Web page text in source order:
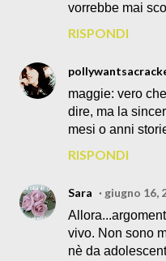
vorrebbe mai
RISPONDI
maggie: vero
dire, ma la
mesi o anni
RISPONDI
Sara
giugno 16,
vivo. Non sono
nè da